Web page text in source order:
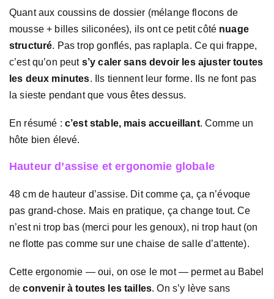
Quant aux coussins de dossier (mélange flocons de
mousse + billes siliconées), ils ont ce petit côté nuage
structuré. Pas trop gonflés, pas raplapla. Ce qui frappe,
c’est qu’on peut s’y caler sans devoir les ajuster toutes
les deux minutes. Ils tiennent leur forme. Ils ne font pas
la sieste pendant que vous êtes dessus.
En résumé : c’est stable, mais accueillant. Comme un
hôte bien élevé.
Hauteur d’assise et ergonomie globale
48 cm de hauteur d’assise. Dit comme ça, ça n’évoque
pas grand-chose. Mais en pratique, ça change tout. Ce
n’est ni trop bas (merci pour les genoux), ni trop haut (on
ne flotte pas comme sur une chaise de salle d’attente).
Cette ergonomie — oui, on ose le mot — permet au Babel
deconvenir à toutes les tailles. On s’y lève sans